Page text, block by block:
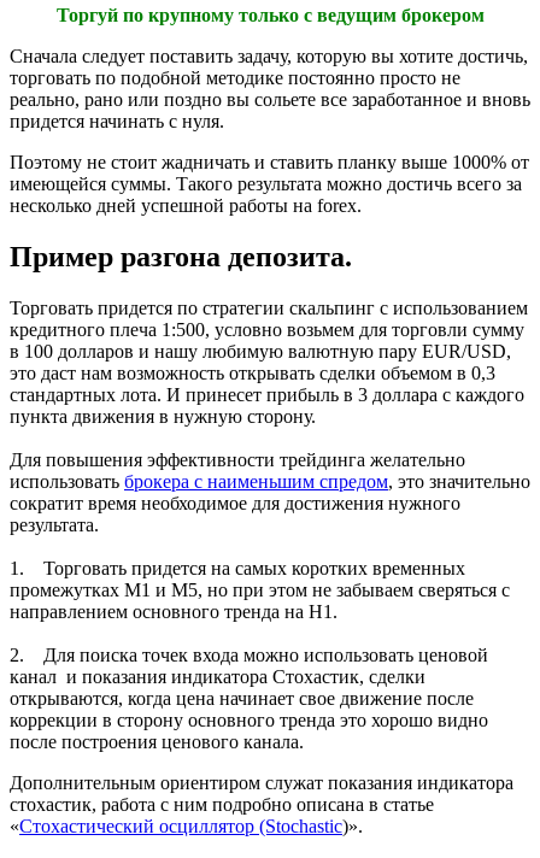
Торгуй по крупному только с ведущим брокером
Сначала следует поставить задачу, которую вы хотите достичь,
торговать по подобной методике постоянно просто не
реально, рано или поздно вы сольете все заработанное и вновь
придется начинать с нуля.
Поэтому не стоит жадничать и ставить планку выше 1000% от
имеющейся суммы. Такого результата можно достичь всего за
несколько дней успешной работы на forex.
Пример разгона депозита.
Торговать придется по стратегии скальпинг с использованием
кредитного плеча 1:500, условно возьмем для торговли сумму
в 100 долларов и нашу любимую валютную пару EUR/USD,
это даст нам возможность открывать сделки объемом в 0,3
стандартных лота. И принесет прибыль в 3 доллара с каждого
пункта движения в нужную сторону.
Для повышения эффективности трейдинга желательно
использовать брокера с наименьшим спредом, это значительно
сократит время необходимое для достижения нужного
результата.
1. Торговать придется на самых коротких временных
промежутках М1 и М5, но при этом не забываем сверяться с
направлением основного тренда на Н1.
2. Для поиска точек входа можно использовать ценовой
канал и показания индикатора Стохастик, сделки
открываются, когда цена начинает свое движение после
коррекции в сторону основного тренда это хорошо видно
после построения ценового канала.
Дополнительным ориентиром служат показания индикатора
стохастик, работа с ним подробно описана в статье
«Стохастический осциллятор (Stochastic)».